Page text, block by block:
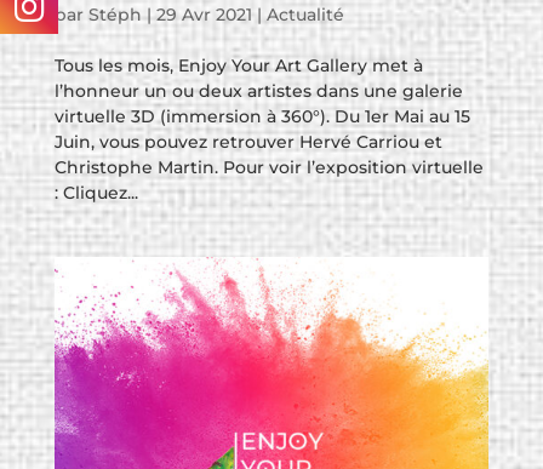
par Stéph |29 Avr 2021 | Actualité
Tous les mois, Enjoy Your Art Gallery met à
l’honneur un ou deux artistes dans une galerie
virtuelle 3D (immersion à 360°). Du 1er Mai au 15
Juin, vous pouvez retrouver Hervé Carriou et
Christophe Martin. Pour voir l’exposition virtuelle
: Cliquez...